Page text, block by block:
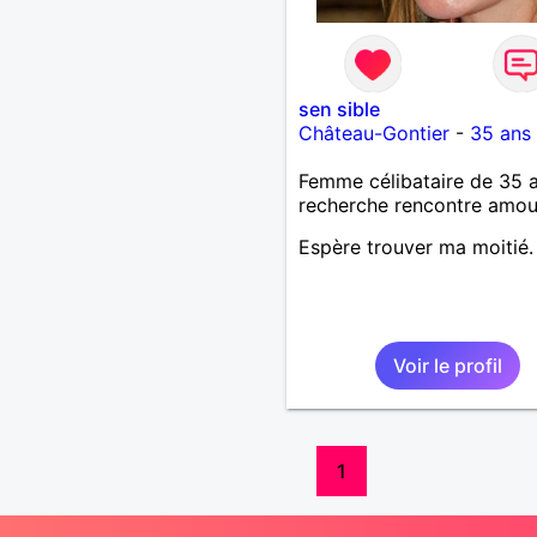
sen sible
Château-Gontier- 35 ans
Femme célibataire de 35
recherche rencontre
Espère trouver ma moitié.
Voir le profil
1